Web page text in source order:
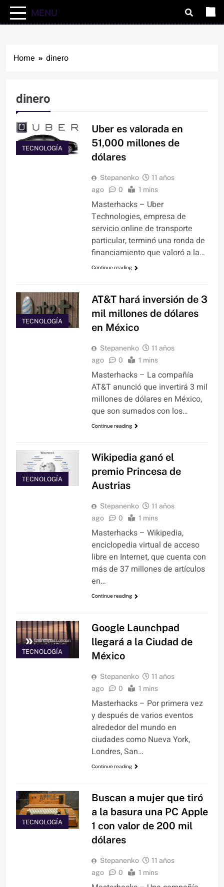
MENU
Home dinero
dinero
TECNOLOGÍA
Uber es valorada en
51,000 millones de
dólares
Stepanenko
11 años
ago
0 1 mins
Masterhacks – Uber
Technologies, empresa de
servicio online de transporte
particular, terminó una ronda de
financiamiento que valoró a la…
Continue reading
TECNOLOGÍA
AT&T hará inversión de 3
mil millones de dólares
en México
Stepanenko
11 años
ago
0 1 mins
Masterhacks – La compañía
AT&T anunció que invertirá 3 mil
millones de dólares en México,
que son sumados con los…
Continue reading
TECNOLOGÍA
Wikipedia ganó el
premio Princesa de
Austrias
Stepanenko
11 años
ago
0 1 mins
Masterhacks – Wikipedia,
enciclopedia virtual de acceso
libre en Internet, que cuenta con
más de 37 millones de artículos
en…
Continue reading
TECNOLOGÍA
Google Launchpad
llegará a la Ciudad de
México
Stepanenko
11 años
ago
0 1 mins
Masterhacks – Por primera vez
y después de varios eventos
alrededor del mundo en
ciudades como Nueva York,
Londres, San…
Continue reading
TECNOLOGÍA
Buscan a mujer que tiró
a la basura una PC Apple
1 con valor de 200 mil
dólares
Stepanenko
11 años
ago
0 1 mins